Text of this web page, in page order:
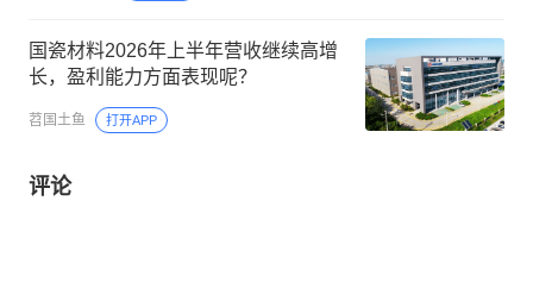
国瓷材料2026年上半年营收继续高增
长，盈利能力方面表现呢？
苕国土鱼 打开APP
评论